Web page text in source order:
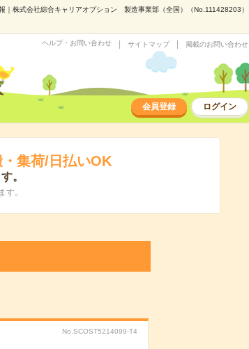
｜株式会社綜合キャリアオプション 製造事業部（全国）（No.111428203）
ヘルプ・お問い合わせ サイトマップ 掲載のお問い合わせ
会員登録 ログイン
・集荷/日払いOK
。
。
No.SCOST5214099-T4